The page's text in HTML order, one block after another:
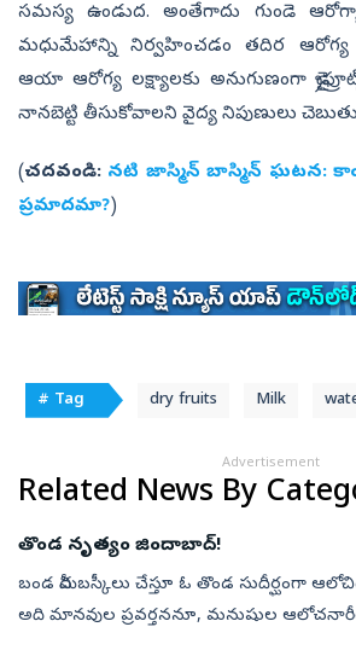
సమస్య ఉండుద. అంతేగాదు గుండె
మధుమేహాన్ని నిర్వహించడం తదిర ఆరోగ్య
ఆయా ఆరోగ్య లక్ష్యాలకు అనుగుణంగా
నానబెట్టి తీసుకోవాలని వైద్య నిపుణులు
(చదవండి: నటి జాస్మిన్‌ బాస్మిన్‌ ఘటన:
ప్రమాదమా?)
# Tag dry fruits Milk
Advertisement
Related News By
తొండ నృత్యం జిందాబాద్‌!
బండ మీద బస్కీలు చేస్తూ ఓ తొండ సుదీర్ఘంగా
అది మానవుల ప్రవర్తననూ, మనుషుల